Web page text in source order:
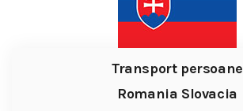
Transport persoane
Romania Slovacia